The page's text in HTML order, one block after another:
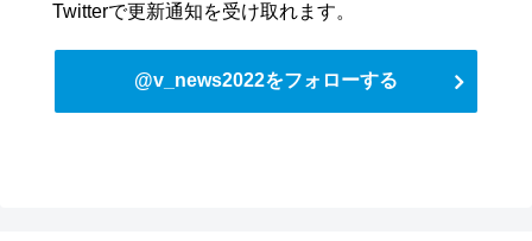
Twitterで更新通知を受け取れます。
@v_news2022をフォローする